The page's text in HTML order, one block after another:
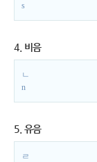
s
4. 비음
ㄴ
n
5. 유음
ㄹ